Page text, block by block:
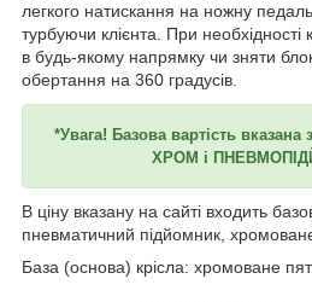
легкого натискання на ножну
турбуючи клієнта. При необхідності
в будь-якому напрямку чи зняти
обертання на 360 градусів.
*Увага! Базова вартість вказана
ХРОМ і
В ціну вказану на сайті входить
пневматичний підйомник,
База (основа) крісла: хромоване